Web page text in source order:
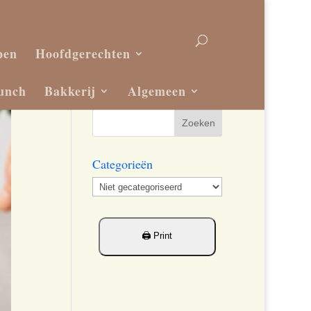
Hoofdgerechten
Bakkerij Algemeen
Categorieën
Categorieën